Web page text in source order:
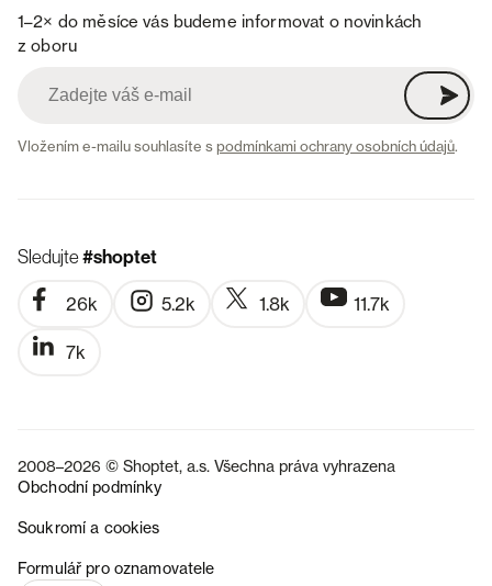
1–2× do měsíce vás budeme informovat o novinkách
z oboru
Vložením e-mailu souhlasíte spodmínkami ochrany osobních údajů.
Sledujte#shoptet
26k 5.2k 1.8k 11.7k
7k
2008–2026 © Shoptet, a.s. Všechna práva vyhrazena
Obchodní podmínky
Soukromí a cookies
Formulář pro oznamovatele